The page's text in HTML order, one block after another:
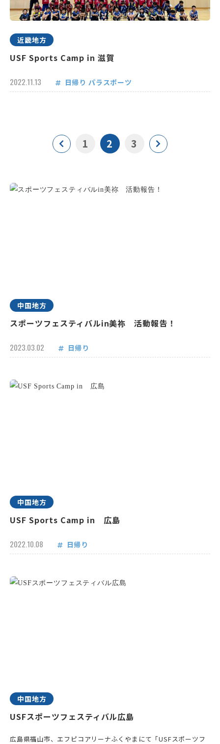
近畿地方
USF Sports Camp in 滋賀
2022.11.13 日帰り パラスポーツ
1 2 3
中国地方
スポーツフェスティバルin美祢 活動報告！
2023.03.02 日帰り
中国地方
USF Sports Camp in 広島
2022.10.08 日帰り
中国地方
USFスポーツフェスティバル広島
広島県福山市、エフピコアリーナふくやまにて「USFスポーツフ